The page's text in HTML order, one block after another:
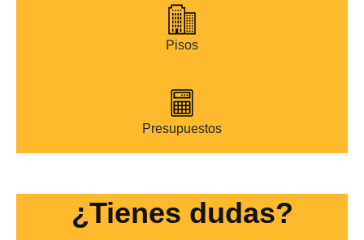
Pisos
Presupuestos
¿Tienes dudas?